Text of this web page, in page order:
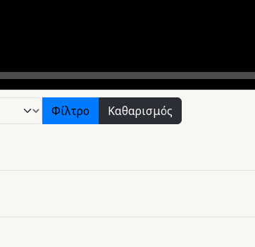
Φίλτρο
Καθαρισμός